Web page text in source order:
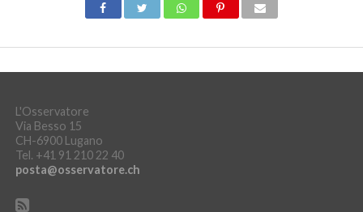
L'Osservatore
Via Besso 15
CH-6900 Lugano
Tel. +41 91 210 22 40
posta@osservatore.ch